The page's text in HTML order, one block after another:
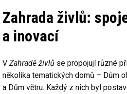
Zahrada živlů:
a inovací
V Zahradě živlů se propojují různé
několika tematických domů – Dům
a Dům větru. Každý z nich byl